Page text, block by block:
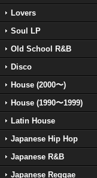
Lovers
Soul LP
Old School R&B
Disco
House (2000〜)
House (1990〜1999)
Latin House
Japanese Hip Hop
Japanese R&B
Japanese Reggae